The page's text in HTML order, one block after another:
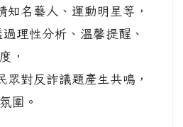
、運動明星等，
理性分析、溫馨提醒、
，
議題產生共鳴，
圍。